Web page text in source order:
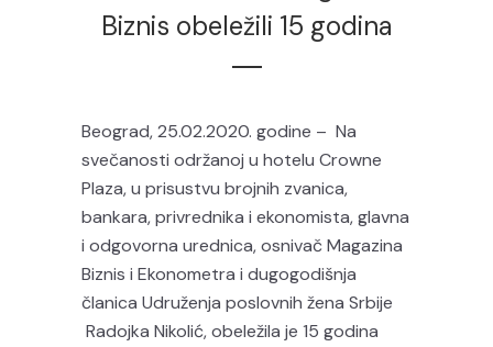
Biznis obeležili 15 godina
Beograd, 25.02.2020. godine – Na
svečanosti održanoj u hotelu Crowne
Plaza, u prisustvu brojnih zvanica,
bankara, privrednika i ekonomista, glavna
i odgovorna urednica, osnivač Magazina
Biznis i Ekonometra i dugogodišnja
članica Udruženja poslovnih žena Srbije
Radojka Nikolić, obeležila je 15 godina